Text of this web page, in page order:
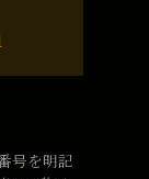
号を明記